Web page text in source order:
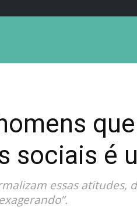
sociais é
essas atitudes,